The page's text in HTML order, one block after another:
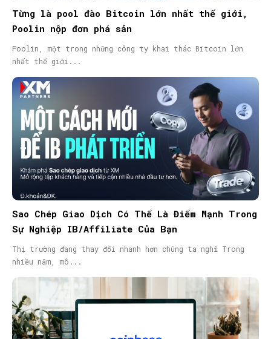
Từng là pool đào Bitcoin lớn nhất thế giới,
Poolin nộp đơn phá sản
Poolin, một trong những công ty khai thác Bitcoin lớn
nhất thế giới...
Sao Chép Giao Dịch Có Thể Là Điểm Mạnh Trong
Sự Nghiệp IB/Affiliate Của Bạn
Thị trường đang thay đổi nhanh hơn chúng ta nghĩ Trong
nhiều năm, mô...